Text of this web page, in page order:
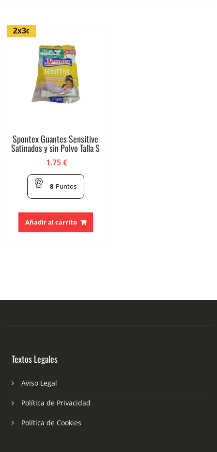
2x3€
Spontex Guantes Sensitive
Satinados y sin Polvo Talla S
1.75€
8 Puntos
Añadir al carrito
Textos Legales
Aviso Legal
Política de Privacidad
Política de Cookies